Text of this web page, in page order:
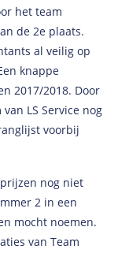
het team
de 2e plaats.
al veilig op
knappe
2017/2018. Door
LS Service nog
voorbij
nog niet
2 in een
mocht noemen.
van Team